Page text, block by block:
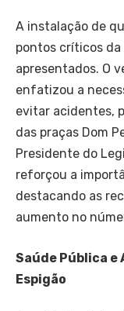
A instalação de
pontos críticos
apresentados. O
enfatizou a
evitar acidentes,
das praças Dom
Presidente do
reforçou a
destacando as
aumento no
Saúde Pública
Espigão